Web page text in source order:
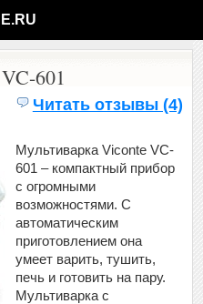
601
Читать отзывы (4)
Мультиварка Viconte VC-
601 – компактный прибор
с огромными
возможностями. С
автоматическим
приготовлением она
умеет варить, тушить,
печь и готовить на пару.
Мультиварка с